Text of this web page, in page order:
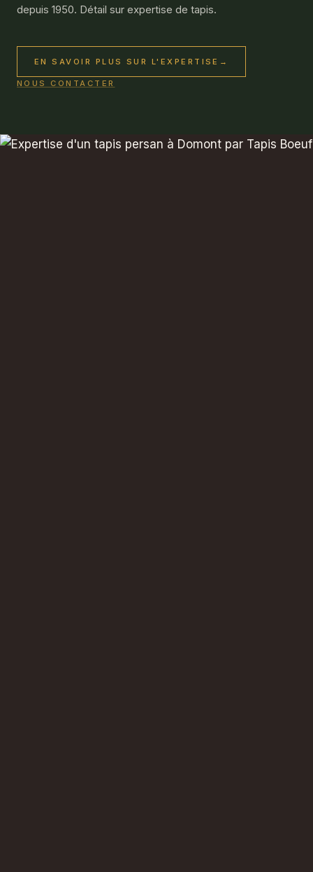
depuis 1950. Détail sur expertise de tapis.
EN SAVOIR PLUS SUR L'EXPERTISE →
NOUS CONTACTER